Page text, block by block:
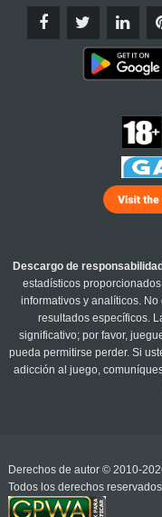
Descargo de responsabilidad
estadísticos
informativos y analíticos.
resultados específicos.
significativo; por favor,
pueda permitirse perder. Si
adicción al juego,
Derechos de autor © 2010-
Todos los derechos